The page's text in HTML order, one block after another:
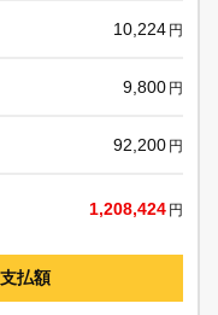
10,224 円
9,800 円
92,200 円
1,208,424 円
払額